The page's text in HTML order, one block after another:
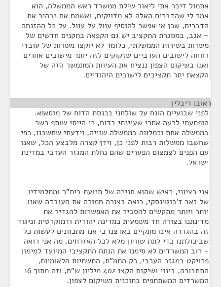
אתמול דיבר אתי ליאור שילת ממשרד ראש הממשלה, הוא
אמר לי שהדברים האלה לא מדויקים, ואשמח אם נבהיר את
הדברים, שכן אי אפשר להוסיף עוול על עוול. על כל ההזנחה
– אגב, במסגרת התקציב יש גם הקפאה בתקנים חדשים של
משרות בשירות הממשלתי, כלומר לא יוקצו משרות של עובדי
רווחה לישובים הערביים שזקוקים לזה יותר מישובים אחרים
ואנו בשיקום הצפון ננציח את העיוות המתמשך הזה של
הקצאת יתר תקציבים לישובים היהודיים.
ראובן ריבלין
לפני שבועיים הונח על שולחני בכנסת הדוח של מוסאוא.
הופתעתי לרעה אחרי שעיינתי בדוח, כי הייתי שותף כשר
בממשלה אחת וכמלווה בממשלה שנייה, וידעתי שחשבנו, כפי
שחשבו ממשלות רבות לפני כן, וידן קצרה מלבצע הכל, שאנו
עם הפנים לצמצום הפערים שהם נחלת המגזר הערבי במדינת
ישראל.
אני כציוני, כאיש שהוא חניכה של תנועת בית"ר ומתלמידיו
של זאב ז'בוטינסקי, רואה בצורה חמורה את העובדה שאנו
יותר ויותר מתקשים להסביר את האפשרות להגדיר את
מדינתנו בצורה חד משמעית כמדינה יהודית ודמוקרטית וניגוד
זה בהגדרה אינו מתקיים בארצנו כי אנו מתכוונים לעשות כל
שביכולתנו כדי לתת שוויון מלא לכל האזרחים. מה אני רואה
- רוב המשרדים לא סימנו את הנתח התקציבי המיועד למימון
פרויקט במגזר הערבי, רק התמ"ת, התשתיות הלאומיות,
התחבורה, בינוי ושיקום הקצו 402 מיליון ש"ח, וזה מתוך 16
המשרדים המשתתפים בתוכנית השיקום לצפון.